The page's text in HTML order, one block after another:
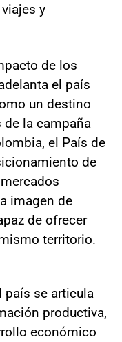
y
de los
el país
un destino
la campaña
el País de
de
imagen de
de ofrecer
territorio.
se articula
productiva,
económico